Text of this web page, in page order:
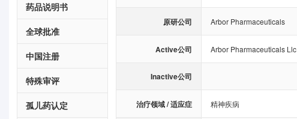
药品说明书
全球批准
中国注册
特殊审评
孤儿药认定
原研公司 Arbor Pharmaceuticals
Active公司 Arbor Pharmaceuticals Llc
Inactive公司
治疗领域 / 适应症 精神疾病